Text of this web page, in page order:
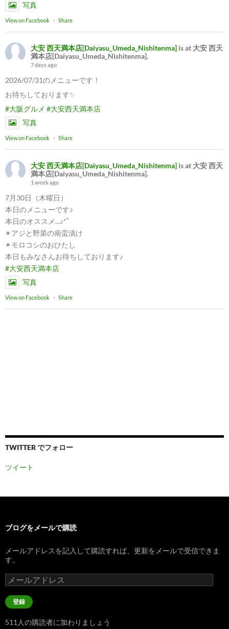
写真
View on Facebook · Share
大安 西天満本店[Daiyasu_Umeda_Nishitenma] is at 大安 西天
満本店[Daiyasu_Umeda_Nishitenma].
7 days ago
2026/07/31のメニューです！
お待ちしております✨
#大阪グルメ #大安西天満本店
写真
View on Facebook · Share
大安 西天満本店[Daiyasu_Umeda_Nishitenma] is at 大安 西天
満本店[Daiyasu_Umeda_Nishitenma].
1 week ago
7月30日（木曜日）
本日のメニューです♪
本日のオススメ...♪*ﾟ
✴︎アジと野菜の南蛮漬け
✴︎モロコシのおひたし
本日もみなさんお待ちしております♪
#大安西天満本店
写真
View on Facebook · Share
TWITTER でフォロー
ツイート
ブログをメールで購読
メールアドレスを記入して購読すれば、更新をメールで受信できま
す。
メ
ー
ル
ア
レ
登録
511人の購読者に加わりましょう